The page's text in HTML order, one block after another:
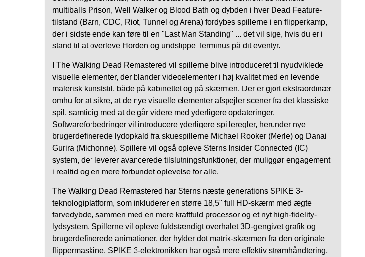
multiballs Prison, Well Walker og Blood Bath og dybden i hver Dead Feature-
tilstand (Barn, CDC, Riot, Tunnel og Arena) fordybes spillerne i en flipperkamp, ​​
der i sidste ende kan føre til en "Last Man Standing" ... det vil sige, hvis du er i
stand til at overleve Horden og undslippe Terminus på dit eventyr.
I The Walking Dead Remastered vil spillerne blive introduceret til nyudviklede
visuelle elementer, der blander videoelementer i høj kvalitet med en levende
malerisk kunststil, både på kabinettet og på skærmen. Der er gjort ekstraordinær
omhu for at sikre, at de nye visuelle elementer afspejler scener fra det klassiske
spil, samtidig med at de går videre med yderligere opdateringer.
Softwareforbedringer vil introducere yderligere spilleregler, herunder nye
brugerdefinerede lydopkald fra skuespillerne Michael Rooker (Merle) og Danai
Gurira (Michonne). Spillere vil også opleve Sterns Insider Connected (IC)
system, der leverer avancerede tilslutningsfunktioner, der muliggør engagement
i realtid og en mere forbundet oplevelse for alle.
The Walking Dead Remastered har Sterns næste generations SPIKE 3-
teknologiplatform, som inkluderer en større 18,5" full HD-skærm med ægte
farvedybde, sammen med en mere kraftfuld processor og et nyt high-fidelity-
lydsystem. Spillerne vil opleve fuldstændigt overhalet 3D-gengivet grafik og
brugerdefinerede animationer, der hylder dot matrix-skærmen fra den originale
flippermaskine. SPIKE 3-elektronikken har også mere effektiv strømhåndtering,